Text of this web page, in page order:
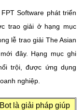
English
Software phát triển
trao giải ở hạng mục
lễ trao giải The Asian
đây. Hạng mục ghi
trội, được ứng dụng
nghiệp.
là giải pháp giúp